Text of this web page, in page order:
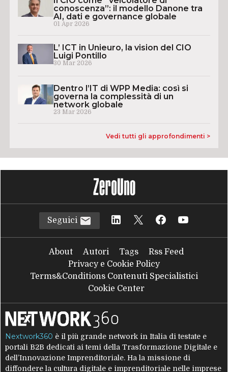
conoscenza”: il modello Danone tra
AI, dati e governance globale
01 Apr 2026
L’ ICT in Unieuro, la vision del CIO
Luigi Pontillo
30 Mar 2026
Dentro l’IT di WPP Media: così si
governa la complessità di un
network globale
23 Mar 2026
Vedi tutti gli approfondimenti >
Seguici
About Autori Tags
Rss Feed
Privacy e Cookie Policy
Terms&Conditions Contenuti Specialistici
Cookie Center
Nextwork360 è il più grande network in Italia di testate e
portali B2B dedicati ai temi della Trasformazione Digitale e
dell’Innovazione Imprenditoriale. Ha la missione di
diffondere la cultura digitale e imprenditoriale nelle imprese